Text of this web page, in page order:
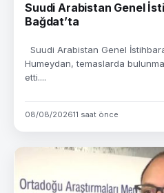
Suudi Arabistan Genel
Bağdat’ta
Suudi Arabistan Genel
Humeydan, temaslarda
etti....
08/08/202611 saat önce